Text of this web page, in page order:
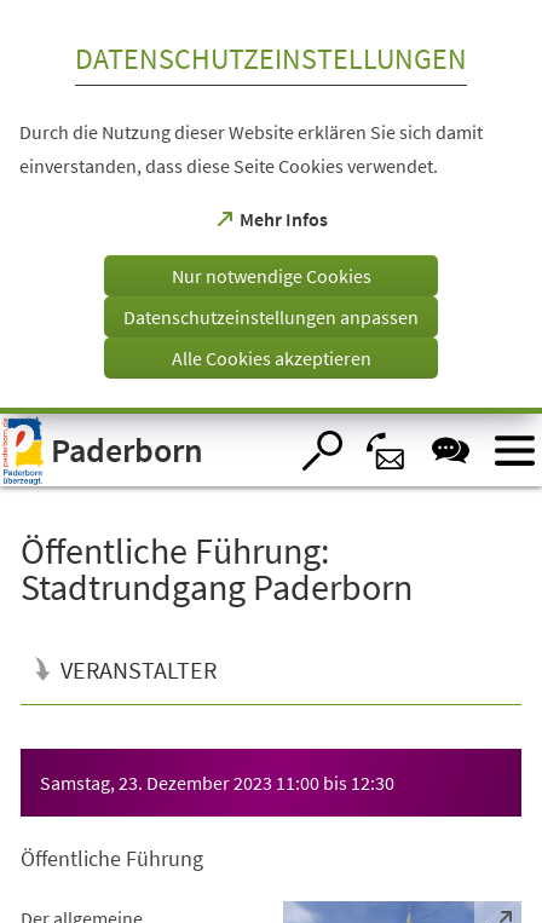
Visuelle
Assistenzsoftware
öffnen.
DATENSCHUTZEINSTELLUNGEN
Durch die Nutzung dieser Website erklären Sie sich damit
einverstanden, dass diese Seite Cookies verwendet.
Mehr Infos
(Öffnet
einem
Tab)
Nur notwendige Cookies
Datenschutzeinstellungen anpassen
Alle Cookies akzeptieren
Paderborn
Öffentliche Führung:
Stadtrundgang Paderborn
VERANSTALTER
Samstag, 23. Dezember 2023 11:00 bis 12:30
Öffentliche Führung
Der allgemeine